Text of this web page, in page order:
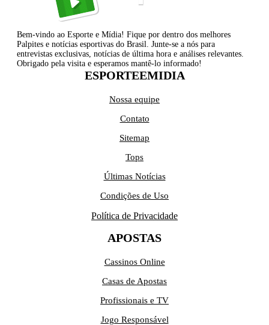
Bem-vindo ao Esporte e Mídia! Fique por dentro dos melhores
Palpites e notícias esportivas do Brasil. Junte-se a nós para
entrevistas exclusivas, notícias de última hora e análises relevantes.
Obrigado pela visita e esperamos mantê-lo informado!
ESPORTEEMIDIA
Nossa equipe
Contato
Sitemap
Tops
Últimas Notícias
Condições de Uso
Política de Privacidade
APOSTAS
Cassinos Online
Casas de Apostas
Profissionais e TV
Jogo Responsável